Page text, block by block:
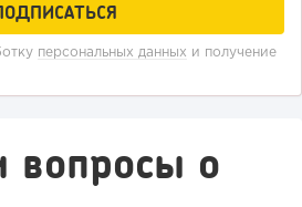
персональных данных и получение
вопросы о